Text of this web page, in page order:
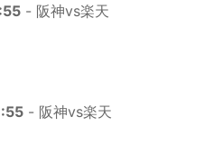
- 阪神vs楽天
- 阪神vs楽天